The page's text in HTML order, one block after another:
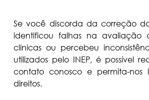
Se você discorda da correção
identificou falhas na avaliação
clínicas ou percebeu
utilizados pelo INEP, é possível
contato conosco e permita-nos
direitos.